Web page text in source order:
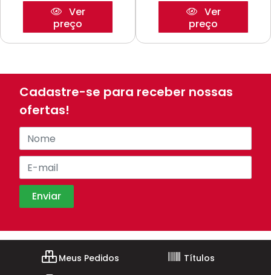
Ver
preço
Ver
preço
Cadastre-se para receber nossas
ofertas!
Meus Pedidos
Títulos